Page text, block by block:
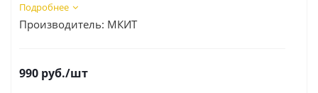
Подробнее
Производитель: МКИТ
990 руб./шт